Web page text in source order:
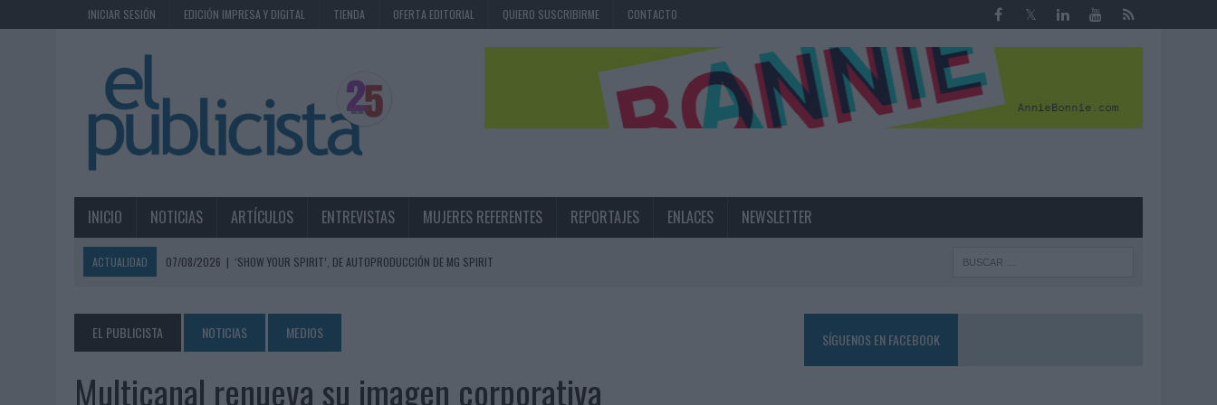
INICIAR SESIÓN EDICIÓN IMPRESA Y DIGITAL TIENDA OFERTA EDITORIAL QUIERO SUSCRIBIRME CONTACTO
INICIO NOTICIAS ARTÍCULOS ENTREVISTAS MUJERES REFERENTES REPORTAJES ENLACES NEWSLETTER
ACTUALIDAD 07/08/2026 | ‘SHOW YOUR SPIRIT’, DE AUTOPRODUCCIÓN DE MG SPIRIT
07/08/2026 | MG SPIRIT RELANZA SU MARCA CON UNA ESTRATEGIA 360º CENTRADA EN EL ORIGEN BARCELONÉS
07/08/2026
PATRÓN CONVIERTE EL NUEVO SINGLE DE ARÓN PIPER EN UNA EXPERIENCIA DE MARCA EN IBIZA
EL PUBLICISTA NOTICIAS MEDIOS
Multicanal renueva su imagen corporativa
SÍGUENOS EN FACEBOOK